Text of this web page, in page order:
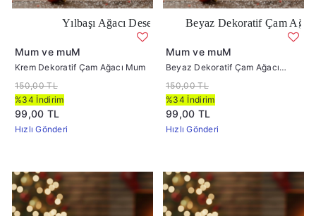
Yılbaşı Ağacı Desenli Krem Renk Mum
Mum ve muM
Krem Dekoratif Çam Ağacı Mum
150,00 TL
%34 İndirim
99,00 TL
Hızlı Gönderi
Beyaz Dekoratif Çam Ağacı Mum
Mum ve muM
Beyaz Dekoratif Çam Ağacı
Mum
150,00 TL
%34 İndirim
99,00 TL
Hızlı Gönderi